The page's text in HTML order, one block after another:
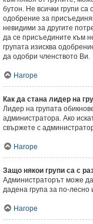
бутон. Не всички групи са
одобрение за
невидими за другите
да се присъедините към
групата изисква
да одобри членството Ви.
Нагоре
Как да стана лидер на
Лидер на групата
администратора. Ако
свържете с
Нагоре
Защо някои групи са с
Администраторът може
дадена група за по-
Нагоре